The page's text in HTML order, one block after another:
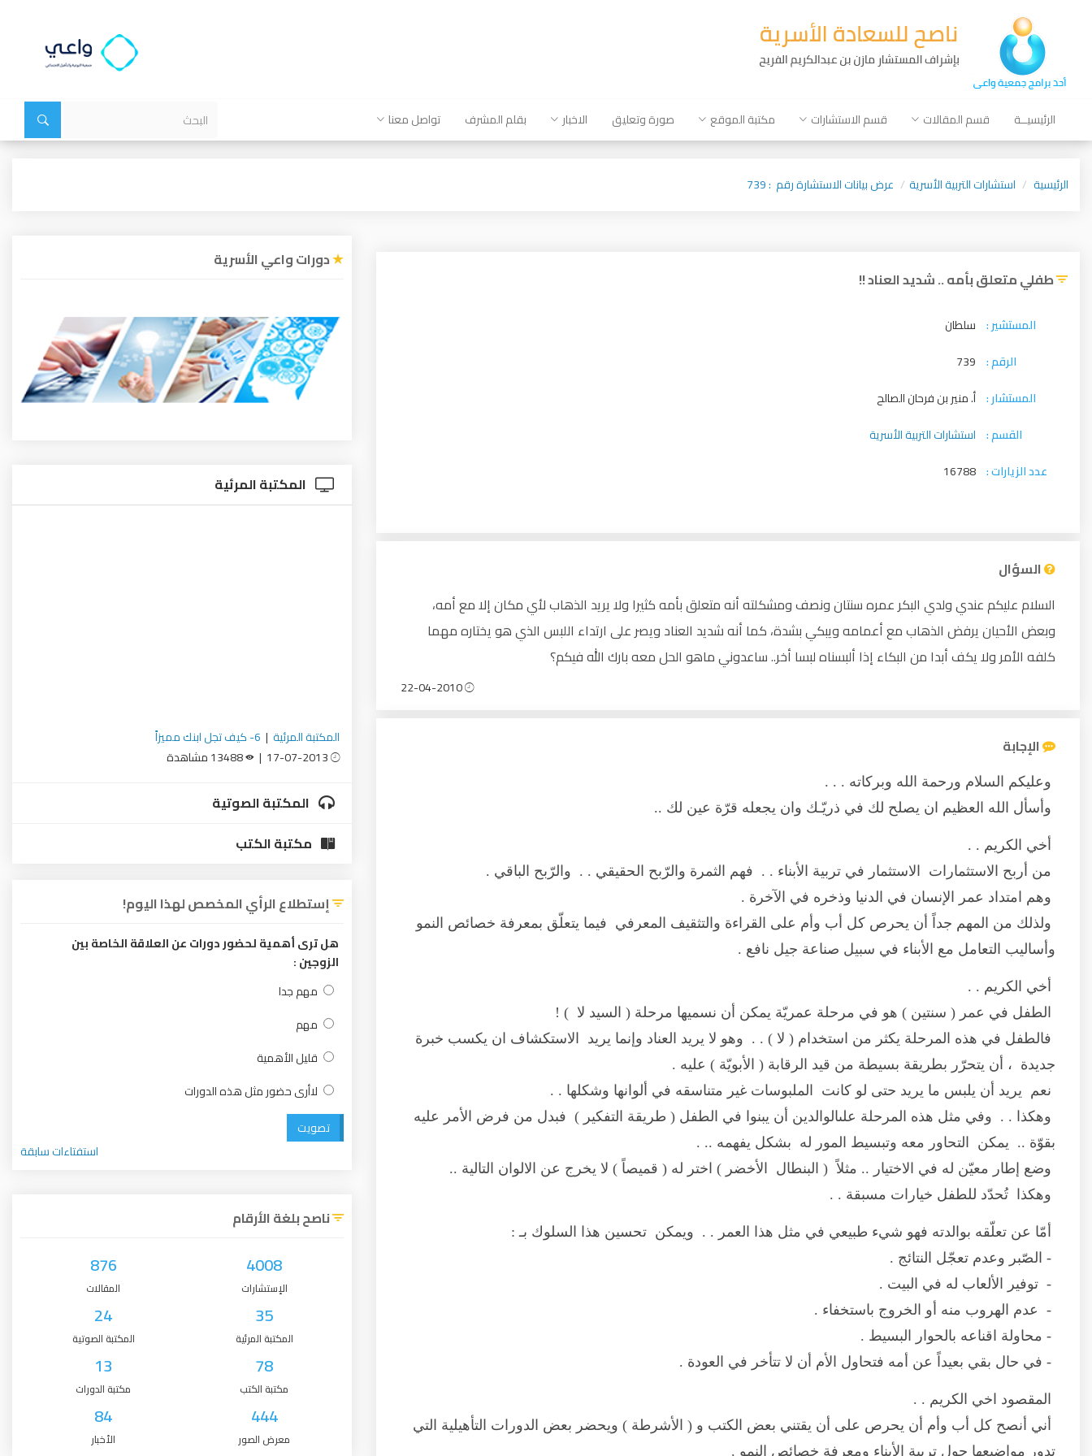
الرئيسيــة قسم المقالات قسم الاستشارات مكتبة الموقع صورة وتعليق الاخبار بقلم المشرف تواصل معنا
الرئيسية استشارات التربية الأسرية عرض بيانات الاستشارة رقم : 739
طفلي متعلق بأمه .. شديد العناد !!
المستشير : سلطان
الرقم : 739
المستشار : أ. منير بن فرحان الصالح
القسم : استشارات التربية الأسرية
عدد الزيارات : 16788
السؤال
السلام عليكم عندي ولدي البكر عمره سنتان ونصف ومشكلته أنه متعلق بأمه كثيرا ولا يريد الذهاب لأي مكان إلا مع أمه،
وبعض الأحيان يرفض الذهاب مع أعمامه ويبكي بشدة، كما أنه شديد العناد ويصر على ارتداء اللبس الذي هو يختاره مهما
كلفه الأمر ولا يكف أبدا من البكاء إذا ألبسناه لبسا أخر.. ساعدوني ماهو الحل معه بارك الله فيكم؟
الإجابة
وعليكم السلام ورحمة الله وبركاته . . .
وأسأل الله العظيم ان يصلح لك في ذريّـك وان يجعله قرّة عين لك ..
أخي الكريم . .
من أربح الاستثمارات الاستثمار في تربية الأبناء . . فهم الثمرة والرّبح الحقيقي . . والرّبح الباقي .
وهم امتداد عمر الإنسان في الدنيا وذخره في الآخرة .
ولذلك من المهم جداً أن يحرص كل أب وأم على القراءة والتثقيف المعرفي فيما يتعلّق بمعرفة خصائص النمو
وأساليب التعامل مع الأبناء في سبيل صناعة جيل نافع .
أخي الكريم . .
الطفل في عمر ( سنتين ) هو في مرحلة عمريّة يمكن أن نسميها مرحلة ( السيد لا ) !
فالطفل في هذه المرحلة يكثر من استخدام ( لا ) . . وهو لا يريد العناد وإنما يريد الاستكشاف ان يكسب خبرة
جديدة ، أن يتحرّر بطريقة بسيطة من قيد الرقابة ( الأبويّة ) عليه .
نعم يريد أن يلبس ما يريد حتى لو كانت الملبوسات غير متناسقه في ألوانها وشكلها . .
وهكذا . . وفي مثل هذه المرحلة علىالوالدين أن يبنوا في الطفل ( طريقة التفكير ) فبدل من فرض الأمر عليه
بقوّة .. يمكن التحاور معه وتبسيط المور له بشكل يفهمه .. .
وضع إطار معيّن له في الاختيار .. مثلاً ( البنطال الأخضر ) اختر له ( قميصاً ) لا يخرج عن الالوان التالية ..
وهكذا تُحدّد للطفل خيارات مسبقة . .
أمّا عن تعلّقه بوالدته فهو شيء طبيعي في مثل هذا العمر . . ويمكن تحسين هذا السلوك بـ :
- الصّبر وعدم تعجّل النتائج .
- توفير الألعاب له في البيت .
- عدم الهروب منه أو الخروج باستخفاء .
- محاولة اقناعه بالحوار البسيط .
- في حال بقي بعيداً عن أمه فتحاول الأم أن لا تتأخر في العودة .
المقصود اخي الكريم . .
أني أنصح كل أب وأم أن يحرص على أن يقتني بعض الكتب و ( الأشرطة ) ويحضر بعض الدورات التأهيلية التي
تدور مواضيعها حول تربية الأبناء ومعرفة خصائص النمو .
دورات واعي الأسرية
المكتبة المرئية
المكتبة المرئية | 6- كيف تجل ابنك مميزاً
المكتبة الصوتية
مكتبة الكتب
إستطلاع الرأي المخصص لهذا اليوم!
هل ترى أهمية لحضور دورات عن العلاقة الخاصة بين
الزوجين :
مهم جدا
مهم
قليل الأهمية
لاأرى حضور مثل هذه الدورات
تصويت
استفتاءات سابقة
ناصح بلغة الأرقام
4008
الإستشارات
876
المقالات
35
المكتبة المرئية
24
المكتبة الصوتية
78
مكتبة الكتب
13
مكتبة الدورات
444
معرض الصور
84
الأخبار